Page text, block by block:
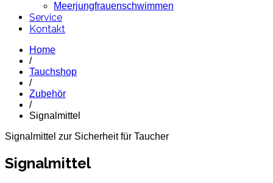
Meerjungfrauenschwimmen
Service
Kontakt
Home
/
Tauchshop
/
Zubehör
/
Signalmittel
Signalmittel zur Sicherheit für Taucher
Signalmittel